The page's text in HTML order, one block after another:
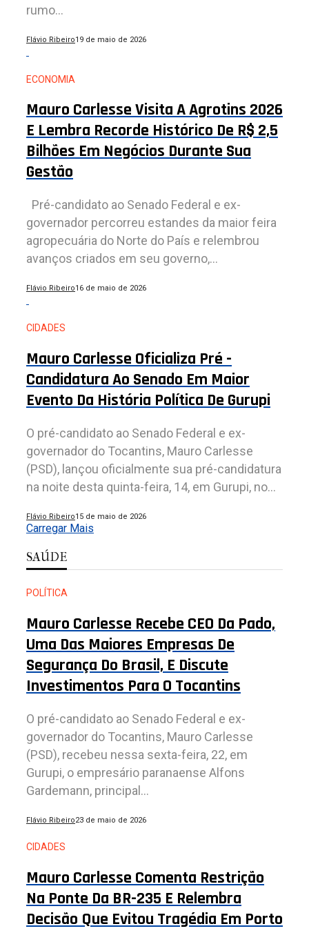
rumo...
Flávio Ribeiro19 de maio de 2026
ECONOMIA
Mauro Carlesse Visita A Agrotins 2026
E Lembra Recorde Histórico De R$ 2,5
Bilhões Em Negócios Durante Sua
Gestão
Pré-candidato ao Senado Federal e ex-
governador percorreu estandes da maior feira
agropecuária do Norte do País e relembrou
avanços criados em seu governo,...
Flávio Ribeiro16 de maio de 2026
CIDADES
Mauro Carlesse Oficializa Pré -
Candidatura Ao Senado Em Maior
Evento Da História Política De Gurupi
O pré-candidato ao Senado Federal e ex-
governador do Tocantins, Mauro Carlesse
(PSD), lançou oficialmente sua pré-candidatura
na noite desta quinta-feira, 14, em Gurupi, no...
Flávio Ribeiro15 de maio de 2026
Carregar Mais
SAÚDE
POLÍTICA
Mauro Carlesse Recebe CEO Da Pado,
Uma Das Maiores Empresas De
Segurança Do Brasil, E Discute
Investimentos Para O Tocantins
O pré-candidato ao Senado Federal e ex-
governador do Tocantins, Mauro Carlesse
(PSD), recebeu nessa sexta-feira, 22, em
Gurupi, o empresário paranaense Alfons
Gardemann, principal...
Flávio Ribeiro23 de maio de 2026
CIDADES
Mauro Carlesse Comenta Restrição
Na Ponte Da BR-235 E Relembra
Decisão Que Evitou Tragédia Em Porto